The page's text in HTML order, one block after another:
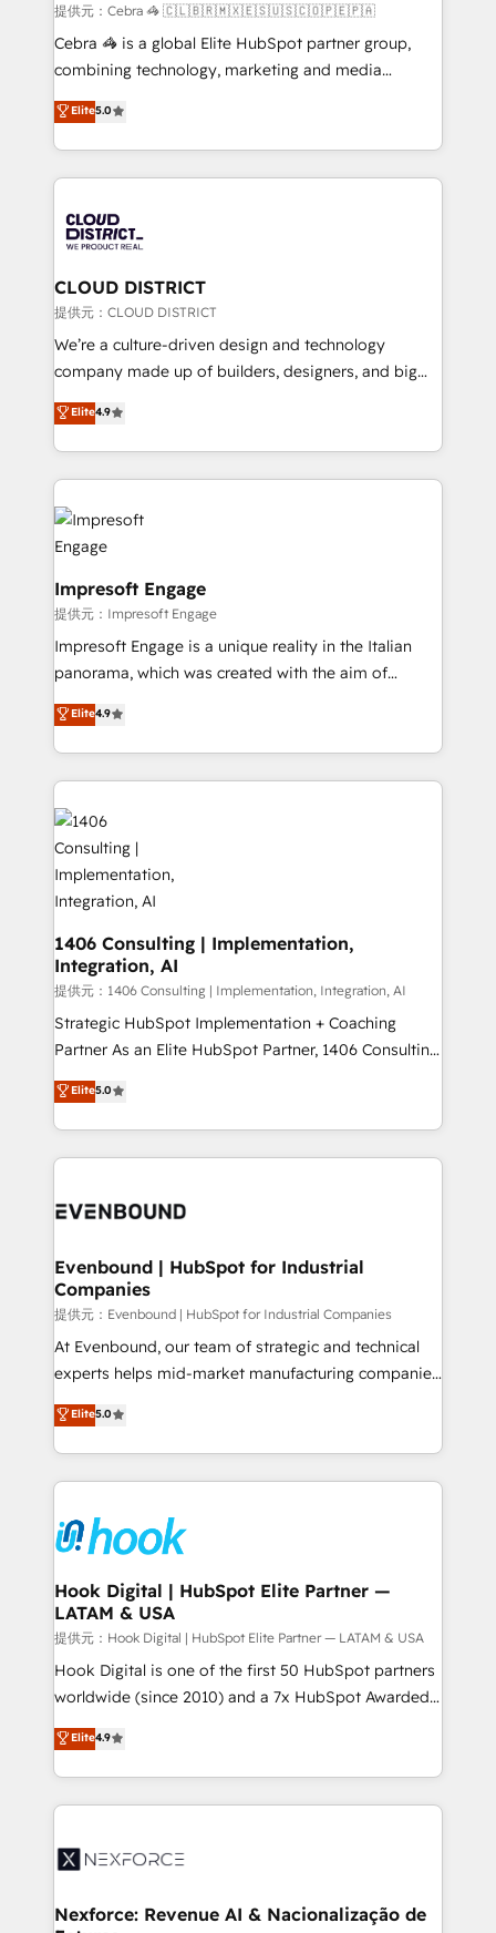
full-funnel HubSpot project ✨ CS: 415% conversion
boost with a new HubSpot site Recognized leaders:
🏆 HubSpot Platform Migration Impact Award 🏆
Inbound Campaign of the Year 🏆 Gold AVA Digital
Award for Best Website 🌟 Accreditations: CRM
提供元：Cebra 🦓 🇨🇱🇧🇷🇲🇽🇪🇸🇺🇸🇨🇴🇵🇪🇵🇦
Cebra 🦓 is a global Elite HubSpot partner group,
combining technology, marketing and media
expertise across Latin America and Southern
Europe, with teams across 7 countries. Born in Chile,
we combine local insight with international reach to
help businesses grow through technology, creativity,
500+ HubSpot implementations, building end-to-
end solutions that integrate CRM, AI automation,
inbound and loop marketing, content, and digital
creativity. Our multicultural team works in Spanish,
Portuguese, and English to design scalable strategies
that drive measurable growth. 🌎 Highlights: • 10+
Platform Migration Excellence. • Top 3 Partner of the
Year LATAM 2022, 2023, 2024, 2025. • Partner of the
business with HubSpot? Let Cebra’s experts help
you grow faster, smarter, and with impact.
Elite5.0
CLOUD DISTRICT
提供元：CLOUD DISTRICT
We’re a culture-driven design and technology
company made up of builders, designers, and big
thinkers. We blend strategy, design, and
development—always fueled by curiosity—to turn
ideas, opportunities, and challenges into meaningful
experiences. To us, technology is more than just
code; it’s about creating things that are useful, cool,
and—most importantly—simple. That’s why we lean
into bold ideas and shape them into thoughtful
products and strategies that actually make a
difference.
Elite4.9
Impresoft Engage
提供元：Impresoft Engage
Impresoft Engage is a unique reality in the Italian
panorama, which was created with the aim of
putting Customer Experience at the center by
creating digital environments capable of integrating
people, processes and data. We offer the best
digital solutions on the market, ranging from CRM
processes and technologies to digital strategy, from
marketing automation to online and offline sales
processes through Customer Service Management,
allowing companies to optimize processes and meet
the needs of the customer. We are part of Impresoft
Group, a group of specialized and complementary
companies that divide their offer into 4
Competence Centers: Smart Manufacturing,
Customer First, Enabling Technologies & Security.
The synergies generated by these integrations,
solutions and services, have allowed the group to
build an unrivaled offering portfolio on the market
Elite4.9
1406 Consulting | Implementation,
Integration, AI
提供元：1406 Consulting | Implementation, Integration, AI
Strategic HubSpot Implementation + Coaching
Partner As an Elite HubSpot Partner, 1406 Consulting
helps mid-market revenue teams transform how
they sell, market, and serve. We don't just build your
HubSpot—we teach your team to own it, then stay
to help you keep winning. What We Do ⚙️ CRM
Data & Content 📈 Sales & Marketing Alignment +
Agent Creation 🔄 Custom Integrations & Data
Migration Why 1406 We become part of your team.
Your team learns while we build. We fix what others
broke. Built for mid-market reality—practical
solutions that work with your actual headcount and
HubSpot partners 🔄 Top 5% globally in client
retention 📅 8+ years of consistent results since 2017
move beyond spreadsheets into unified systems
that drive real business results.
Elite5.0
Evenbound | HubSpot for Industrial
Companies
提供元：Evenbound | HubSpot for Industrial Companies
At Evenbound, our team of strategic and technical
experts helps mid-market manufacturing companies
achieve real growth. We specialize in delivering
tailored solutions that drive results by leveraging
HubSpot’s platform and data to fuel success.
Technical Solutions: - HubSpot Technical Consulting -
Onboarding - Data Migration & Integrations -
Technical Audit & Optimization Strategic Solutions: -
Revenue Operations - Inbound Marketing -
Outbound Marketing - HubSpot CMS Website
Design & Development We empower our clients to
reach their full potential by providing transparent,
relationship-driven support. With over 300 HubSpot
technical know-how and strategic guidance you
need to succeed.
Elite5.0
Hook Digital | HubSpot Elite Partner —
LATAM & USA
提供元：Hook Digital | HubSpot Elite Partner — LATAM & USA
Hook Digital is one of the first 50 HubSpot partners
worldwide (since 2010) and a 7x HubSpot Awarded
Elite Partner. With 500+ projects across the U.S.,
Brazil, and LATAM, we combine global expertise with
regional experience. Today, we are Brazil’s largest
HubSpot Elite Partner—trusted by companies across
Implementation & Migration Onboarding across all
Station, Freshdesk, Intercom, and more. Custom
Elite4.9
Nexforce: Revenue AI & Nacionalização de